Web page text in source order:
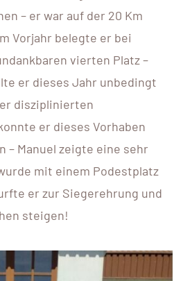
– er war auf der 20 Km
Vorjahr belegte er bei
vierten Platz –
er dieses Jahr unbedingt
disziplinierten
er dieses Vorhaben
– Manuel zeigte eine sehr
mit einem Podestplatz
er zur Siegerehrung und
steigen!